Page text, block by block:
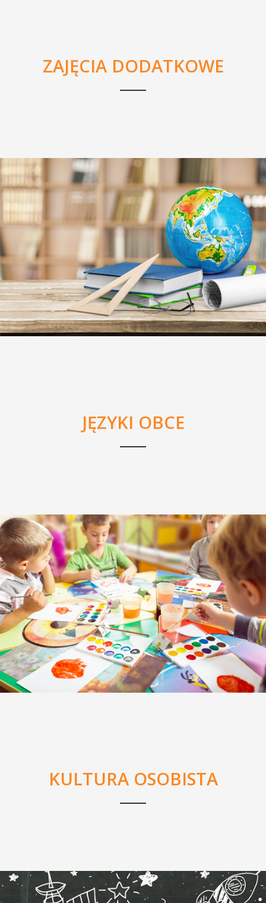
ZAJĘCIA DODATKOWE
KULTURA OSOBISTA
JĘZYKI OBCE